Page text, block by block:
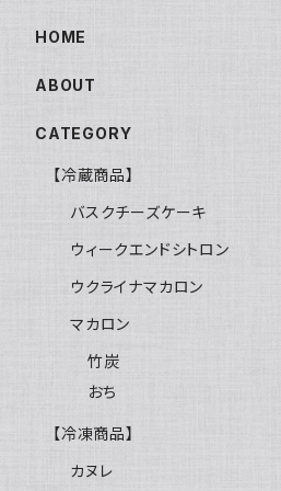
HOME
ABOUT
CATEGORY
【冷蔵商品】
バスクチーズケーキ
ウィークエンドシトロン
ウクライナマカロン
マカロン
竹炭
おち
【冷凍商品】
カヌレ